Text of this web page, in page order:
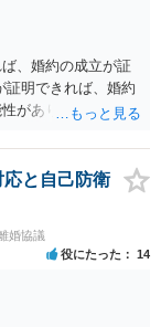
、婚約の成立が証
証明できれば、婚約
があります。
と自己防衛
婚協議
役にたった 14